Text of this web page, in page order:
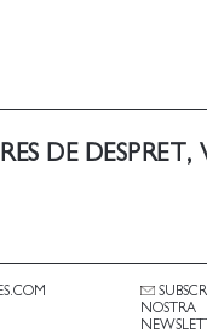
DE
NOSTRA